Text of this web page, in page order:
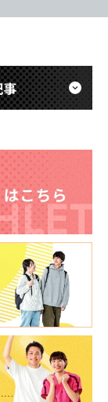
息苦しい。
き